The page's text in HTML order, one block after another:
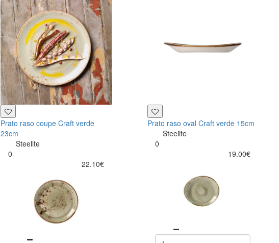
Prato raso coupe Craft verde
23cm
Steelite
0
22.10€
Prato raso oval Craft verde 15cm
Steelite
0
19.00€